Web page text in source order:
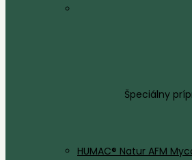
Špeciálny
HUMAC® Natur AFM